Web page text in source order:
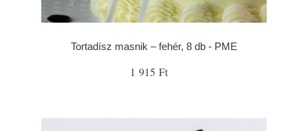
Tortadísz masnik – fehér, 8 db - PME
1 915 Ft